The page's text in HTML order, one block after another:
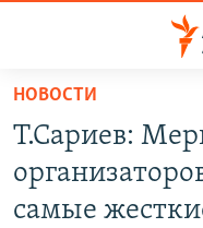
Вернуться
основному
содержанию
Вернутся
КАЗАХСТАН
НОВОСТИ
ВОЙНА В УКРАИНЕ
НОВОСТИ
Т.Сариев:
самые